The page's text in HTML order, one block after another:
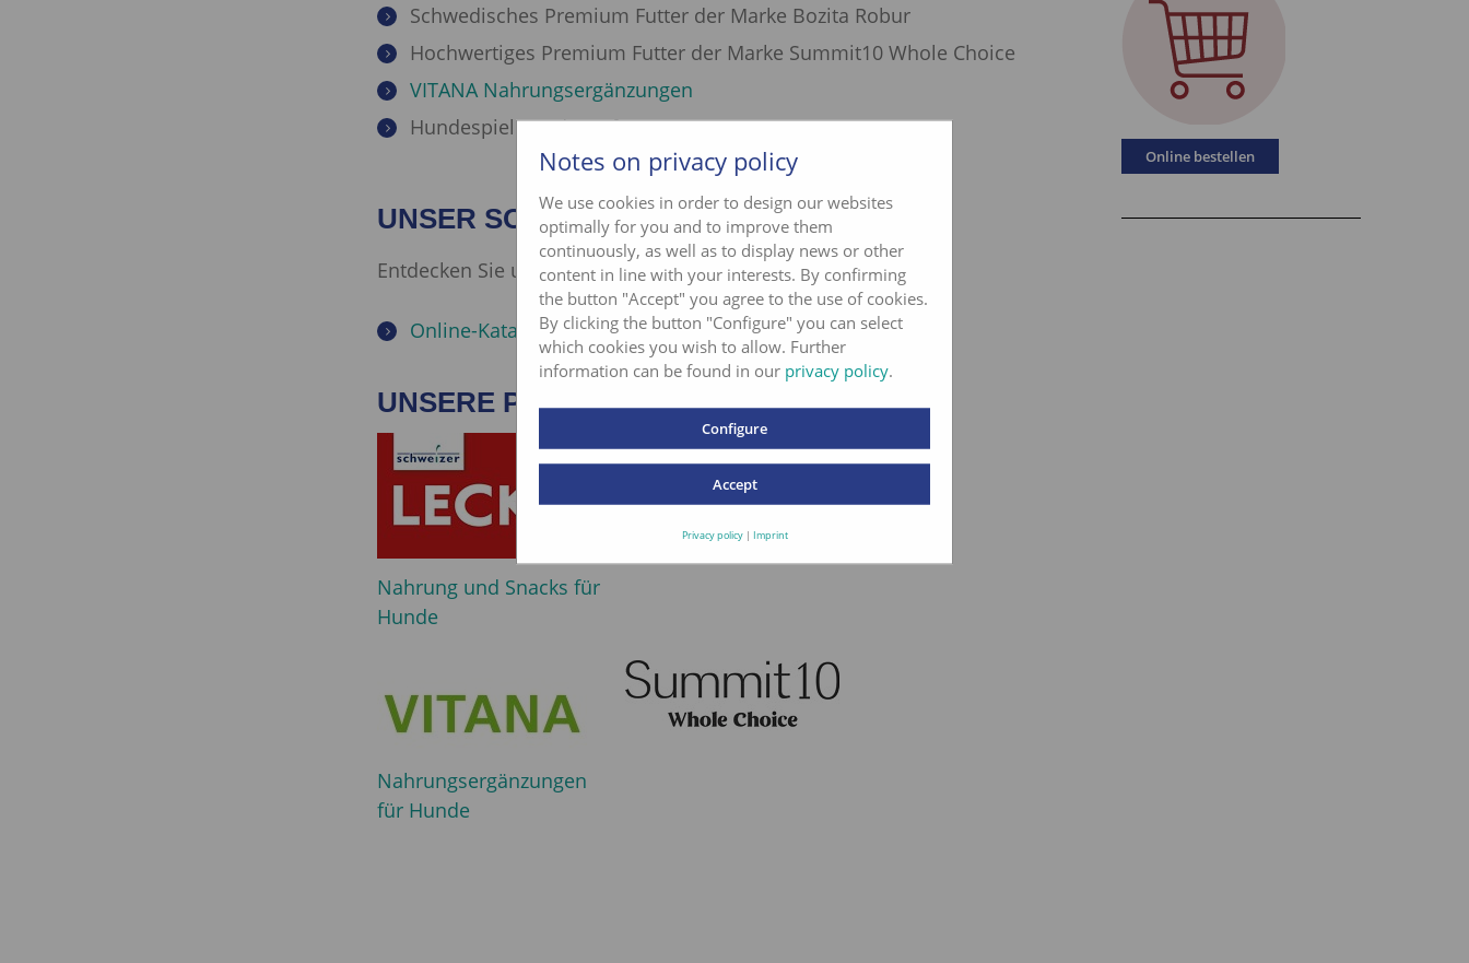
Schwedisches Premium Futter der Marke Bozita Robur
Hochwertiges Premium Futter der Marke Summit10 Whole Choice
VITANA Nahrungsergänzungen
Hundespiele und Näpfe
UNSER SORTIMENT
Entdecken Sie unser komplettes Angebot online:
Online-Katalog
UNSERE PRODUKTLINIEN
Nahrung und Snacks für
Hunde
Nahrungsergänzungen
für Hunde
Online bestellen
Notes on privacy policy
We use cookies in order to design our websites
optimally for you and to improve them
continuously, as well as to display news or other
content in line with your interests. By confirming
the button "Accept" you agree to the use of cookies.
By clicking the button "Configure" you can select
which cookies you wish to allow. Further
information can be found in our privacy policy.
Configure
Accept
Privacy policy| Imprint